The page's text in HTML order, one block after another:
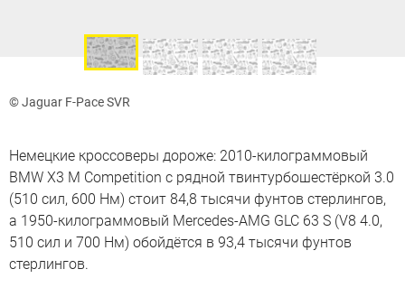
© Jaguar F-Pace SVR
Немецкие кроссоверы дороже: 2010-килограммовый
BMW X3 M Competition с рядной твинтурбошестёркой 3.0
(510 сил, 600 Нм) стоит 84,8 тысячи фунтов стерлингов,
а 1950-килограммовый Mercedes-AMG GLC 63 S (V8 4.0,
510 сил и 700 Нм) обойдётся в 93,4 тысячи фунтов
стерлингов.